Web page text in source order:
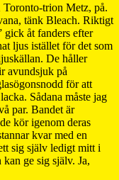
trion Metz, på.
tänk Bleach. Riktigt
gick åt fanders efter
ljus istället för det som
De håller
avundsjuk på
för att
Sådana måste jag
par. Bandet är
kör igenom deras
kvar med en
sig själv ledigt mitt i
kan ge sig själv. Ja,